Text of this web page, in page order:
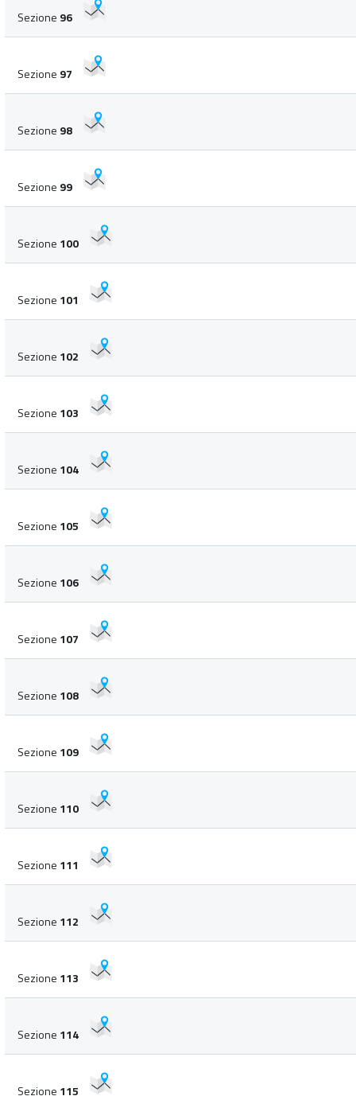
Sezione 96
Sezione 97
Sezione 98
Sezione 99
Sezione 100
Sezione 101
Sezione 102
Sezione 103
Sezione 104
Sezione 105
Sezione 106
Sezione 107
Sezione 108
Sezione 109
Sezione 110
Sezione 111
Sezione 112
Sezione 113
Sezione 114
Sezione 115